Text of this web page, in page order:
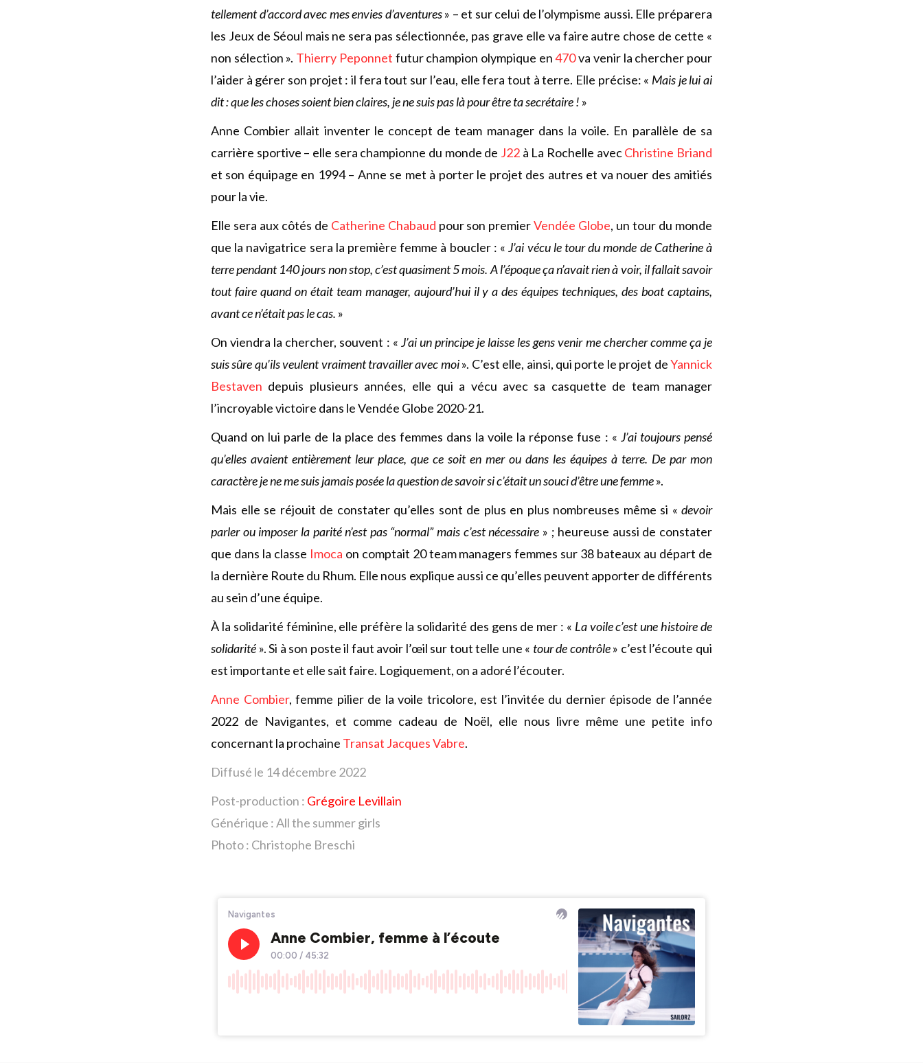
tellement d’accord avec mes envies d’aventures» – et sur celui de l’olympisme aussi. Elle préparera
les Jeux de Séoul mais ne sera pas sélectionnée, pas grave elle va faire autre chose de cette «
non sélection ». Thierry Peponnet futur champion olympique en470va venir la chercher pour
l’aider à gérer son projet : il fera tout sur l’eau, elle fera tout à terre. Elle précise: « Mais je lui ai
dit : que les choses soient bien claires, je ne suis pas là pour être ta secrétaire ! »
Anne Combier allait inventer le concept de team manager dans la voile. En parallèle de sa
carrière sportive – elle sera championne du monde de J22 à La Rochelle avecChristine Briand
et son équipage en 1994 – Anne se met à porter le projet des autres et va nouer des amitiés
pour la vie.
Elle sera aux côtés de Catherine Chabaud pour son premierVendée Globe, un tour du monde
que la navigatrice sera la première femme à boucler : «J’ai vécu le tour du monde de Catherine à
terre pendant 140 jours non stop, c’est quasiment 5 mois. A l’époque ça n’avait rien à voir, il fallait savoir
tout faire quand on était team manager, aujourd’hui il y a des équipes techniques, des boat captains,
avant ce n’était pas le cas. »
On viendra la chercher, souvent : « J’ai un principe je laisse les gens venir me chercher comme ça je
suis sûre qu’ils veulent vraiment travailler avec moi». C’est elle, ainsi, qui porte le projet deYannick
Bestaven depuis plusieurs années, elle qui a vécu avec sa casquette de team manager
l’incroyable victoire dans le Vendée Globe 2020-21.
Quand on lui parle de la place des femmes dans la voile la réponse fuse : « J’ai toujours pensé
qu’elles avaient entièrement leur place, que ce soit en mer ou dans les équipes à terre. De par mon
caractère je ne me suis jamais posée la question de savoir si c’était un souci d’être une femme».
Mais elle se réjouit de constater qu’elles sont de plus en plus nombreuses même si « devoir
parler ou imposer la parité n’est pas “normal” mais c’est nécessaire » ; heureuse aussi de constater
que dans la classe Imoca on comptait 20 team managers femmes sur 38 bateaux au départ de
la dernière Route du Rhum. Elle nous explique aussi ce qu’elles peuvent apporter de différents
au sein d’une équipe.
À la solidarité féminine, elle préfère la solidarité des gens de mer : « La voile c’est une histoire de
solidarité ». Si à son poste il faut avoir l’œil sur tout telle une « tour de contrôle» c’est l’écoute qui
est importante et elle sait faire. Logiquement, on a adoré l’écouter.
Anne Combier, femme pilier de la voile tricolore, est l’invitée du dernier épisode de l’année
2022 de Navigantes, et comme cadeau de Noël, elle nous livre même une petite info
concernant la prochaine Transat Jacques Vabre.
Diffusé le 14décembre 2022
Post-production : Grégoire Levillain
Générique : All the summer girls
Photo : Christophe Breschi